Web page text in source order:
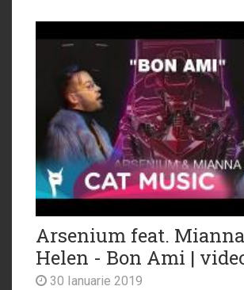
Arsenium feat.
Helen - Bon Ami |
30 Ianuarie 2019